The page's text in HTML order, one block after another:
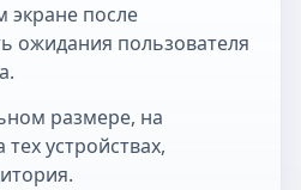
экране после
ожидания пользователя
размере, на
устройствах,